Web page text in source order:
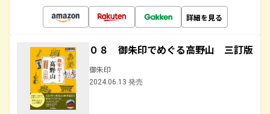
詳細を見る
０８ 御朱印でめぐる高野山 三訂版
御朱印
2024.06.13 発売